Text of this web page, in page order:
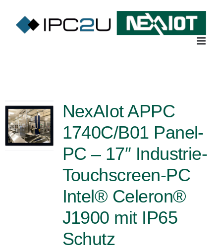
content
NexAIot APPC
1740C/B01 Panel-
PC – 17″ Industrie-
Touchscreen-PC
Intel® Celeron®
J1900 mit IP65
Schutz